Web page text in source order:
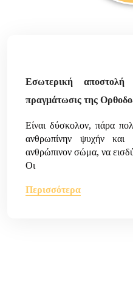
Εσωτερική
πραγμάτωσις της
Είναι δύσκολον, πάρα
ανθρωπίνην ψυχήν και
ανθρώπινον σώμα, να
Οι
Περισσότερα